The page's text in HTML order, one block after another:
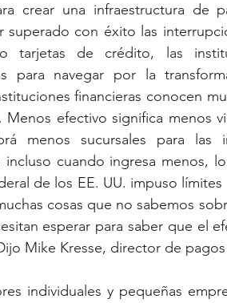
crear una infraestructura de
superado con éxito las
tarjetas de crédito, las
para navegar por la
financieras conocen
Menos efectivo significa menos
menos sucursales para las
incluso cuando ingresa menos,
de los EE. UU. impuso
cosas que no sabemos
esperar para saber que el
Mike Kresse, director de pagos
individuales y pequeñas